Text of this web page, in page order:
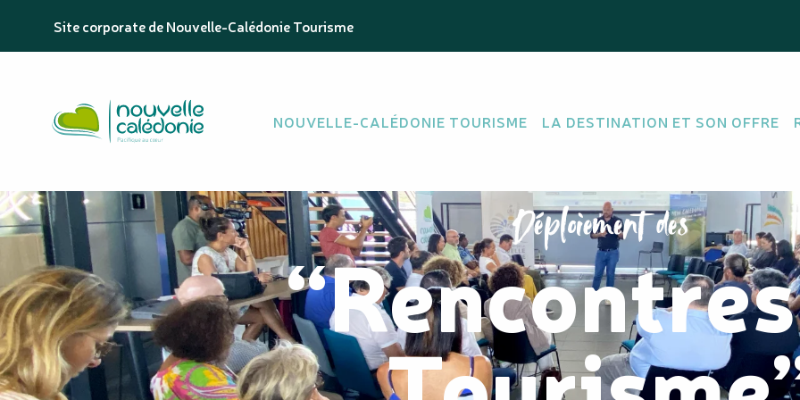
contenu
Site corporate de Nouvelle-Calédonie Tourisme
NOUVELLE-CALÉDONIE TOURISME LA DESTINATION ET SON OFFRE
Déploiement des